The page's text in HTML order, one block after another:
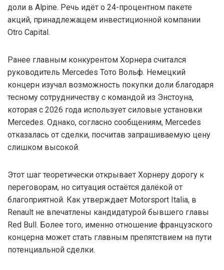
доли в Alpine. Речь идёт о 24-процентном пакете
акций, принадлежащем инвестиционной компании
Otro Capital.
Ранее главным конкурентом Хорнера считался
руководитель Mercedes Тото Вольф. Немецкий
концерн изучал возможность покупки доли благодаря
тесному сотрудничеству с командой из Энстоуна,
которая с 2026 года использует силовые установки
Mercedes. Однако, согласно сообщениям, Mercedes
отказалась от сделки, посчитав запрашиваемую цену
слишком высокой.
Этот шаг теоретически открывает Хорнеру дорогу к
переговорам, но ситуация остаётся далёкой от
благоприятной. Как утверждает Motorsport Italia, в
Renault не впечатлены кандидатурой бывшего главы
Red Bull. Более того, именно отношение французского
концерна может стать главным препятствием на пути
потенциальной сделки.